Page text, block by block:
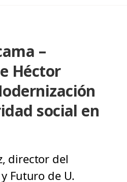
–
Héctor
social en
director del
Futuro de U.